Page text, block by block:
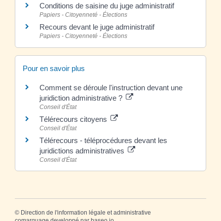
Conditions de saisine du juge administratif
Papiers - Citoyenneté - Élections
Recours devant le juge administratif
Papiers - Citoyenneté - Élections
Pour en savoir plus
Comment se déroule l'instruction devant une
juridiction administrative ?
Conseil d'État
Télérecours citoyens
Conseil d'État
Télérecours - téléprocédures devant les
juridictions administratives
Conseil d'État
© Direction de l'information légale et administrative